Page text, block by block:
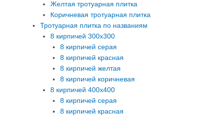
Желтая тротуарная плитка
Коричневая тротуарная плитка
Тротуарная плитка по названиям
8 кирпичей 300х300
8 кирпичей серая
8 кирпичей красная
8 кирпичей желтая
8 кирпичей коричневая
8 кирпичей 400х400
8 кирпичей серая
8 кирпичей красная